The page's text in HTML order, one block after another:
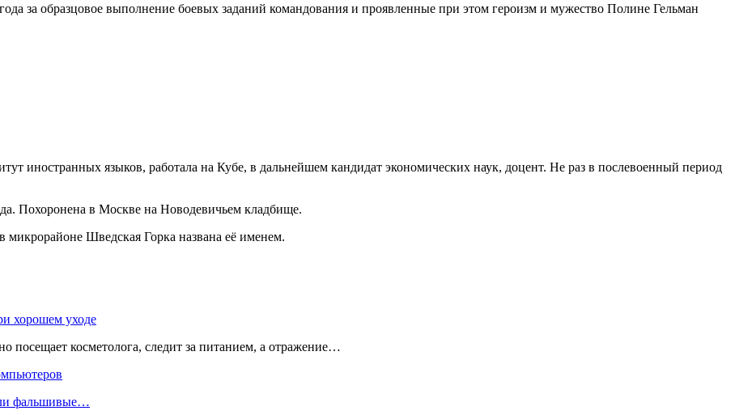
за образцовое выполнение боевых заданий командования и проявленные при этом героизм и мужество Полине Гельман
иностранных языков, работала на Кубе, в дальнейшем кандидат экономических наук, доцент. Не раз в послевоенный период
Похоронена в Москве на Новодевичьем кладбище.
в микрорайоне Шведская Горка названа её именем.
хорошем уходе
посещает косметолога, следит за питанием, а отражение…
фальшивые…